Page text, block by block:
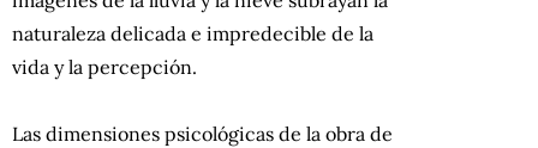
naturaleza delicada e impredecible de la
vida y la percepción.
Las dimensiones psicológicas de la obra de